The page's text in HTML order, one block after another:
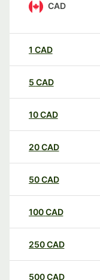
CAD
1 CAD
5 CAD
10CAD
20CAD
50CAD
100CAD
250CAD
500CAD